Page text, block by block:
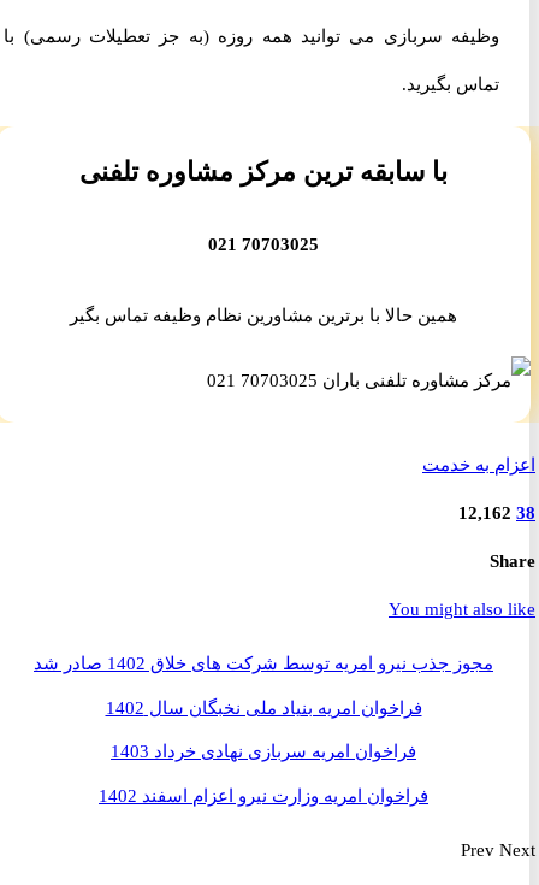
وظیفه سربازی می توانید همه روزه (به جز تعطیلات رسمی) با ما
تماس بگیرید.
با سابقه ترین مرکز مشاوره تلفنی
70703025 021
همین حالا با برترین مشاورین نظام وظیفه تماس بگیر
به خدمت
You might
مجوز جذب نیرو امریه توسط شرکت های خلاق 1402 صادر شد
فراخوان امریه بنیاد ملی نخبگان سال 1402
فراخوان امریه سربازی نهادی خرداد 1403
فراخوان امریه وزارت نیرو اعزام اسفند 1402
Prev